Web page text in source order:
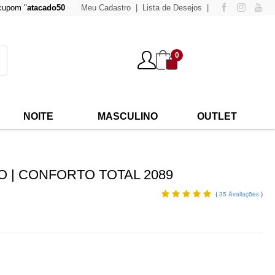
" para compras acima de500,00e tenha 15% de desconto!
Meu Cadastro Lista de Desejos
0
NOITE MASCULINO OUTLET
| CONFORTO TOTAL 2089
( 35 Avaliações )